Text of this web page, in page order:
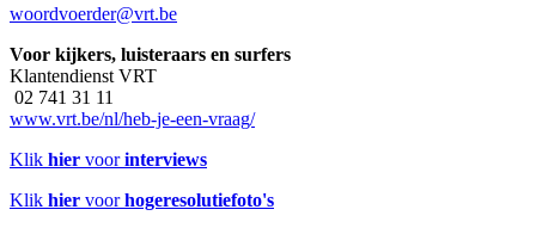
woordvoerder@vrt.be
Voor kijkers, luisteraars en surfers
Klantendienst VRT
02 741 31 11
www.vrt.be/nl/heb-je-een-vraag/
Klik hier voorinterviews
Klik hier voorhogeresolutiefoto's